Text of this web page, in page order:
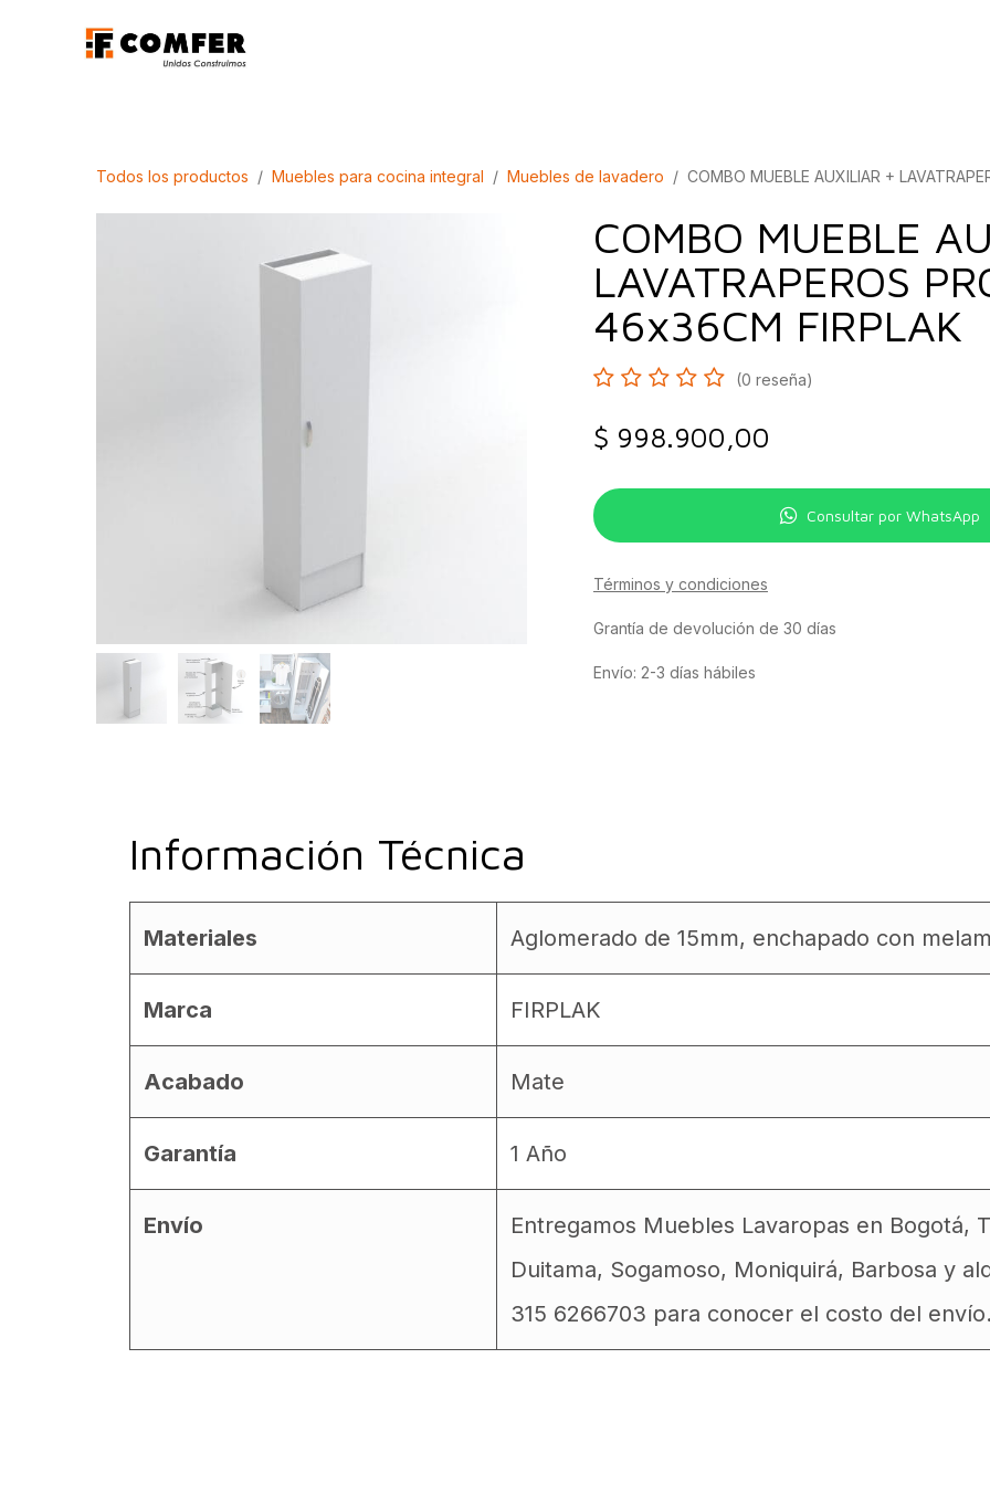
Todos los productos Muebles para cocina integral Muebles de lavadero COMBO MUEBLE AUXILIAR +
COMBO MUEBLE
LAVATRAPEROS
46x36CM FIRPLAK
(0 reseña)
$ 998.900,00
Consultar por WhatsApp
Términos y condiciones
Grantía de devolución de 30 días
Envío: 2-3 días hábiles
Información Técnica
Materiales Aglomerado de 15mm, enchapado con
Marca FIRPLAK
Acabado Mate
Garantía 1 Año
Envío
Entregamos Muebles Lavaropas en Bogotá,
Duitama, Sogamoso, Moniquirá, Barbosa y
315 6266703 para conocer el costo del